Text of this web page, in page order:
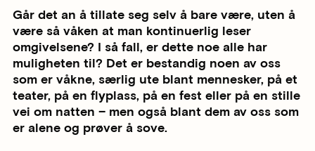
Går det an å tillate seg selv å bare være, uten å
være så våken at man kontinuerlig leser
omgivelsene? I så fall, er dette noe alle har
muligheten til? Det er bestandig noen av oss
som er våkne, særlig ute blant mennesker, på et
teater, på en flyplass, på en fest eller på en stille
vei om natten – men også blant dem av oss som
er alene og prøver å sove.